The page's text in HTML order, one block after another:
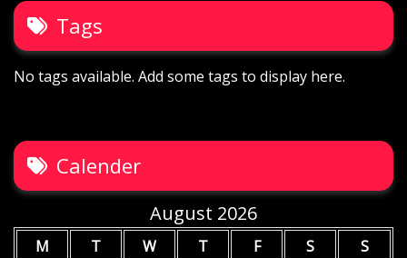
Tags
No tags available. Add some tags to display here.
Calender
August 2026
M T W T F S
S